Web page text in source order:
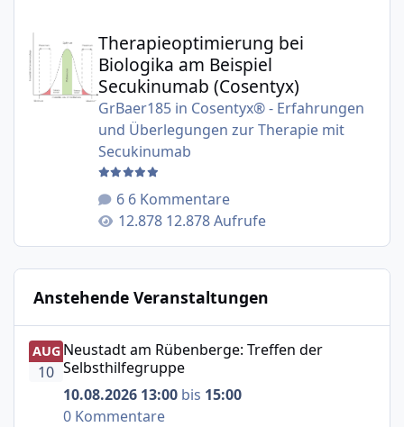
Therapieoptimierung bei Biologika am Beispiel
Therapieoptimierung bei
Biologika am Beispiel
Secukinumab (Cosentyx)
GrBaer185in Cosentyx® - Erfahrungen
und Überlegungen zur Therapie mit
Secukinumab
6 Kommentare
12.878 Aufrufe
Anstehende Veranstaltungen
Neustadt am Rübenberge: Treffen der Selbsthilfegruppe
AUG
10
Neustadt am Rübenberge: Treffen der
Selbsthilfegruppe
10.08.2026 13:00 bis 15:00
0 Kommentare